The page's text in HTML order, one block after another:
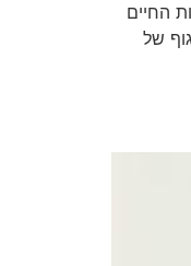
החיים
של